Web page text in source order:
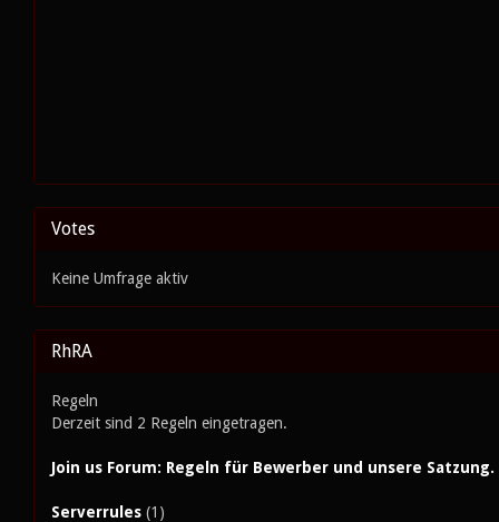
Votes
Keine Umfrage aktiv
RhRA
Regeln
Derzeit sind 2 Regeln eingetragen.
Join us Forum: Regeln für Bewerber und unsere
Serverrules (1)